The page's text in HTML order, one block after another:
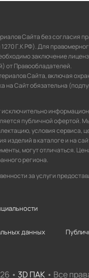
Сайта без согласия
Г.К РФ). Для
заключение
от Правообладателей.
Сайта, включая
на Сайт обязательна
публичной офертой.
условия сервиса,
изделий в каталоге и на
могут отличаться.
региона.
за услуги
данных
• 3D ПАК• Все